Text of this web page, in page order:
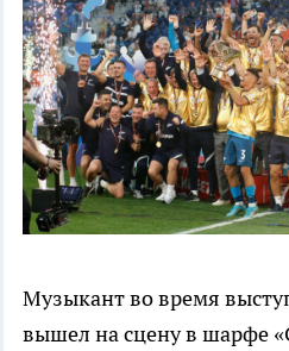
Музыкант во время
вышел на сцену в шарфе